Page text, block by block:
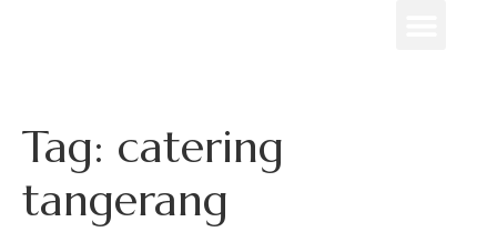
Tag: catering
tangerang